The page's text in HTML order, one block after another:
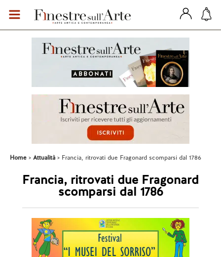
Home Attualità Francia, ritrovati due Fragonard scomparsi dal 1786
Francia, ritrovati due Fragonard
scomparsi dal 1786